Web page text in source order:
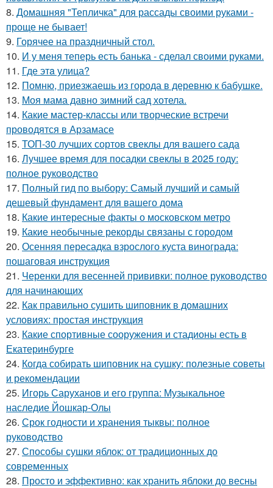
8. Домашняя "Тепличка" для рассады своими руками -
проще не бывает!
9. Горячее на праздничный стол.
10. И у меня теперь есть банька - сделал своими руками.
11. Где этa улица?
12. Помню, приезжаешь из города в деревню к бабушке.
13. Моя мама давно зимний сад хотела.
14. Какие мастер-классы или творческие встречи
проводятся в Арзамасе
15. ТОП-30 лучших сортов свеклы для вашего сада
16. Лучшее время для посадки свеклы в 2025 году:
полное руководство
17. Полный гид по выбору: Самый лучший и самый
дешевый фундамент для вашего дома
18. Какие интересные факты о московском метро
19. Какие необычные рекорды связаны с городом
20. Осенняя пересадка взрослого куста винограда:
пошаговая инструкция
21. Черенки для весенней прививки: полное руководство
для начинающих
22. Как правильно сушить шиповник в домашних
условиях: простая инструкция
23. Какие спортивные сооружения и стадионы есть в
Екатеринбурге
24. Когда собирать шиповник на сушку: полезные советы
и рекомендации
25. Игорь Саруханов и его группа: Музыкальное
наследие Йошкар-Олы
26. Срок годности и хранения тыквы: полное
руководство
27. Способы сушки яблок: от традиционных до
современных
28. Просто и эффективно: как хранить яблоки до весны